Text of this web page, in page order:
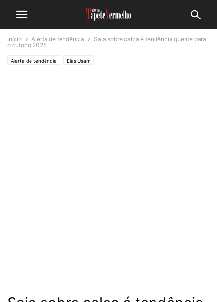
Início Alerta de tendência
Saia sobre calça é tendência quente para
o outono 2025
Alerta de tendência Elas Usam